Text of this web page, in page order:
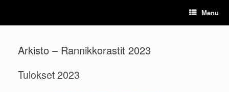
content
Menu
Arkisto – Rannikkorastit 2023
Tulokset 2023